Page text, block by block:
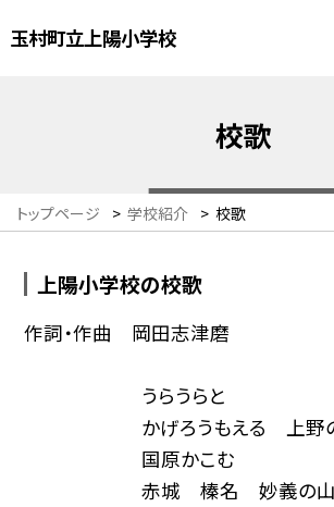
玉村町立上陽小学校
校歌
トップページ > 学校紹介 > 校歌
上陽小学校の校歌
作詞・作曲 岡田志津磨
うらうらと
かげろうもえる 上野
国原かこむ
赤城 榛名 妙義の山